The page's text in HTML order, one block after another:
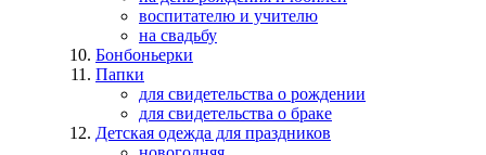
воспитателю и учителю
на свадьбу
Бонбоньерки
Папки
для свидетельства о рождении
для свидетельства о браке
Детская одежда для праздников